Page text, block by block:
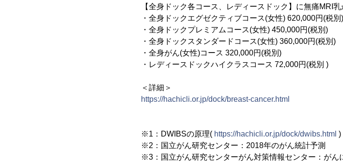
【全身ドック各コース、レディースドック】に無痛MRI
・全身ドックエグゼクティブコース(女性) 620,000円(税別)
・全身ドックプレミアムコース(女性) 450,000円(税別)
・全身ドックスタンダードコース(女性) 360,000円(税別)
・全身がん(女性)コース 320,000円(税別)
・レディースドックハイクラスコース 72,000円(税別 )
＜詳細＞
https://hachicli.or.jp/dock/breast-cancer.html
※1：DWIBSの原理( https://hachicli.or.jp/dock/dwibs.html )
※2：国立がん研究センター：2018年のがん統計予測
※3：国立がん研究センターがん対策情報センター：がん